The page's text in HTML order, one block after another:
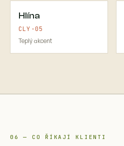
Hlína
CLY·05
Teplý akcent
06 — CO ŘÍKAJÍ KLIENTI